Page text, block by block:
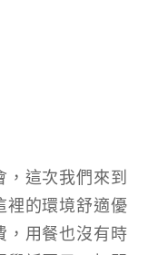
這次我們來到
裡的環境舒適優
，用餐也沒有時